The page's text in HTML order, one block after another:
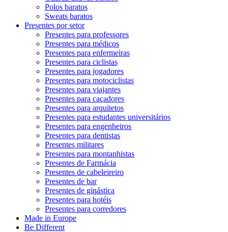
Polos baratos
Sweats baratos
Presentes por setor
Presentes para professores
Presentes para médicos
Presentes para enfermeiras
Presentes para ciclistas
Presentes para jogadores
Presentes para motociclistas
Presentes para viajantes
Presentes para caçadores
Presentes para arquitetos
Presentes para estudantes universitários
Presentes para engenheiros
Presentes para dentistas
Presentes militares
Presentes para montanhistas
Presentes de Farmácia
Presentes de cabeleireiro
Presentes de bar
Presentes de ginástica
Presentes para hotéis
Presentes para corredores
Made in Europe
Be Different